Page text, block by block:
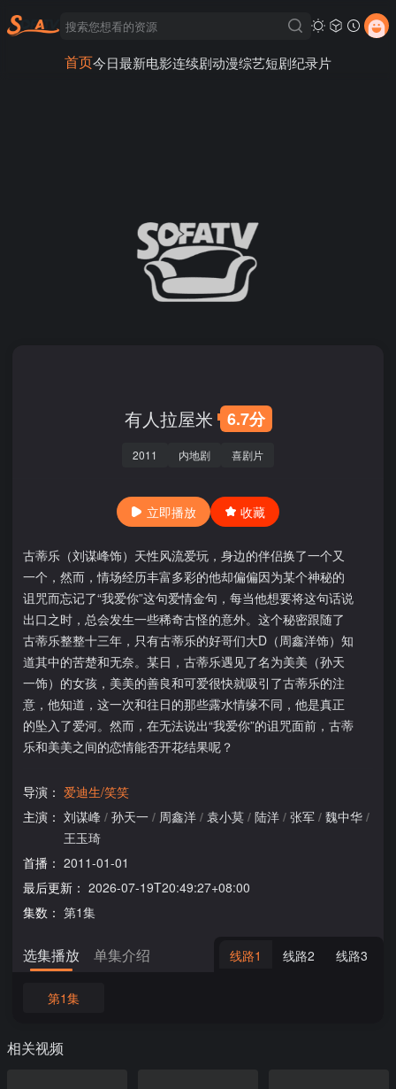
首页今日最新电影连续剧动漫综艺短剧纪录片
有人拉屋米 6.7分
2011 内地剧 喜剧片
立即播放 收藏
古蒂乐（刘谋峰饰）天性风流爱玩，身边的伴侣换了一个又
一个，然而，情场经历丰富多彩的他却偏偏因为某个神秘的
诅咒而忘记了“我爱你”这句爱情金句，每当他想要将这句话说
出口之时，总会发生一些稀奇古怪的意外。这个秘密跟随了
古蒂乐整整十三年，只有古蒂乐的好哥们大D（周鑫洋饰）知
道其中的苦楚和无奈。某日，古蒂乐遇见了名为美美（孙天
一饰）的女孩，美美的善良和可爱很快就吸引了古蒂乐的注
意，他知道，这一次和往日的那些露水情缘不同，他是真正
的坠入了爱河。然而，在无法说出“我爱你”的诅咒面前，古蒂
乐和美美之间的恋情能否开花结果呢？
导演： 爱迪生/笑笑
主演： 刘谋峰 / 孙天一 / 周鑫洋 / 袁小莫 / 陆洋 / 张军 / 魏中华 /
王玉琦
首播： 2011-01-01
最后更新： 2026-07-19T20:49:27+08:00
集数： 第1集
选集播放 单集介绍 线路1 线路2 线路3
第1集
相关视频